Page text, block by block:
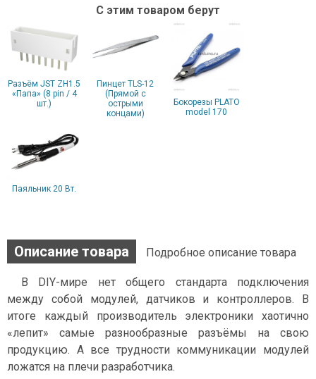
С этим товаром берут
Разъём JST ZH1.5
«Папа» (8 pin / 4
шт.)
Пинцет TLS-12
(Прямой с
острыми
концами)
Бокорезы PLATO
model 170
Паяльник 20 Вт.
Описание товара Подробное описание товара
В DIY-мире нет общего стандарта подключения
между собой модулей, датчиков и контроллеров. В
итоге каждый производитель электроники хаотично
«лепит» самые разнообразные разъёмы на свою
продукцию. А все трудности коммуникации модулей
ложатся на плечи разработчика.